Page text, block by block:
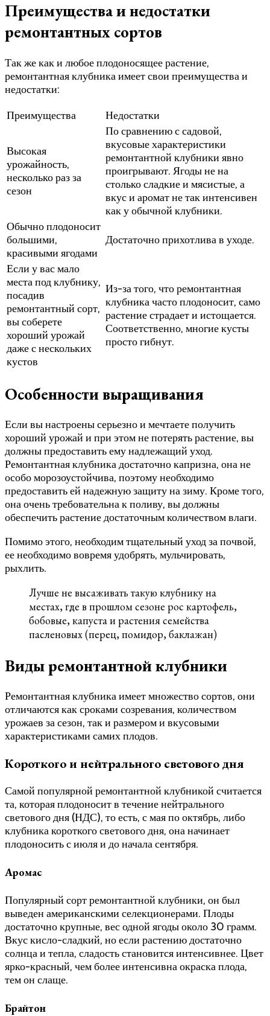
Преимущества и недостатки
ремонтантных сортов
Так же как и любое плодоносящее растение,
ремонтантная клубника имеет свои преимущества и
недостатки:
Преимущества
Недостатки
Высокая
урожайность,
несколько раз за
сезон
По сравнению с садовой,
вкусовые характеристики
ремонтантной клубники явно
проигрывают. Ягоды не на
столько сладкие и мясистые, а
вкус и аромат не так интенсивен
как у обычной клубники.
Обычно плодоносит
большими,
красивыми ягодами
Достаточно прихотлива в уходе.
Если у вас мало
места под клубнику,
посадив
ремонтантный сорт,
вы соберете
хороший урожай
даже с нескольких
кустов
Из-за того, что ремонтантная
клубника часто плодоносит, само
растение страдает и истощается.
Соответственно, многие кусты
просто гибнут.
Особенности выращивания
Если вы настроены серьезно и мечтаете получить
хороший урожай и при этом не потерять растение, вы
должны предоставить ему надлежащий уход.
Ремонтантная клубника достаточно капризна, она не
особо морозоустойчива, поэтому необходимо
предоставить ей надежную защиту на зиму. Кроме того,
она очень требовательна к поливу, вы должны
обеспечить растение достаточным количеством влаги.
Помимо этого, необходим тщательный уход за почвой,
ее необходимо вовремя удобрять, мульчировать,
рыхлить.
Лучше не высаживать такую клубнику на
местах, где в прошлом сезоне рос картофель,
бобовые, капуста и растения семейства
пасленовых (перец, помидор, баклажан)
Виды ремонтантной клубники
Ремонтантная клубника имеет множество сортов, они
отличаются как сроками созревания, количеством
урожаев за сезон, так и размером и вкусовыми
характеристиками самих плодов.
Короткого и нейтрального светового дня
Самой популярной ремонтантной клубникой считается
та, которая плодоносит в течение нейтрального
светового дня (НДС), то есть, с мая по октябрь, либо
клубника короткого светового дня, она начинает
плодоносить с июля и до начала сентября.
Аромас
Популярный сорт ремонтантной клубники, он был
выведен американскими селекционерами. Плоды
достаточно крупные, вес одной ягоды около 30 грамм.
Вкус кисло-сладкий, но если растению достаточно
солнца и тепла, сладость становится интенсивнее. Цвет
ярко-красный, чем более интенсивна окраска плода,
тем он слаще.
Брайтон